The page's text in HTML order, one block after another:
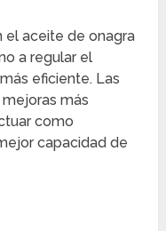
el aceite de onagra
a regular el
eficiente. Las
más
como
capacidad de